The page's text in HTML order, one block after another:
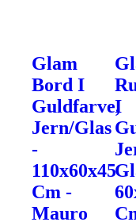
Glam
Bord I
Guldfarve,
Jern/Glas
-
110x60x45
Cm -
Mauro
I